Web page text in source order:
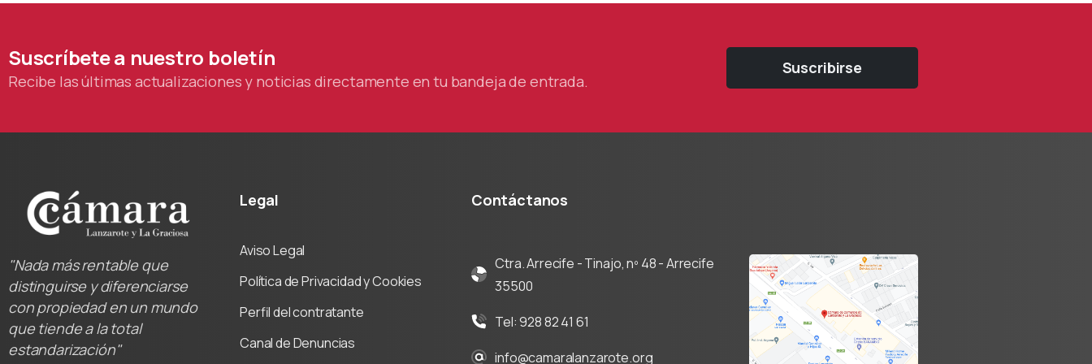
Suscríbetea nuestro boletín
Recibe las últimas actualizaciones y noticias directamente en tu bandeja de entrada.
Suscribirse
"Nada más rentable que
distinguirse y diferenciarse
con propiedad en un mundo
que tiende a la total
estandarización"
Legal
Aviso Legal
Política de Privacidad y Cookies
Perfil del contratante
Canal de Denuncias
Contáctanos
Ctra. Arrecife - Tinajo, nº 48 - Arrecife
35500
Tel: 928 82 41 61
info@camaralanzarote.org